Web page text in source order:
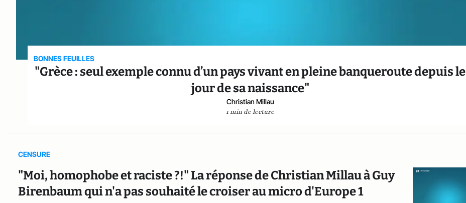
BONNES FEUILLES
"Grèce : seul exemple connu d’un pays vivant en pleine banqueroute depuis le
jour de sa naissance"
Christian Millau
1 min de lecture
CENSURE
"Moi, homophobe et raciste ?!" La réponse de Christian Millau à Guy
Birenbaum qui n'a pas souhaité le croiser au micro d'Europe 1